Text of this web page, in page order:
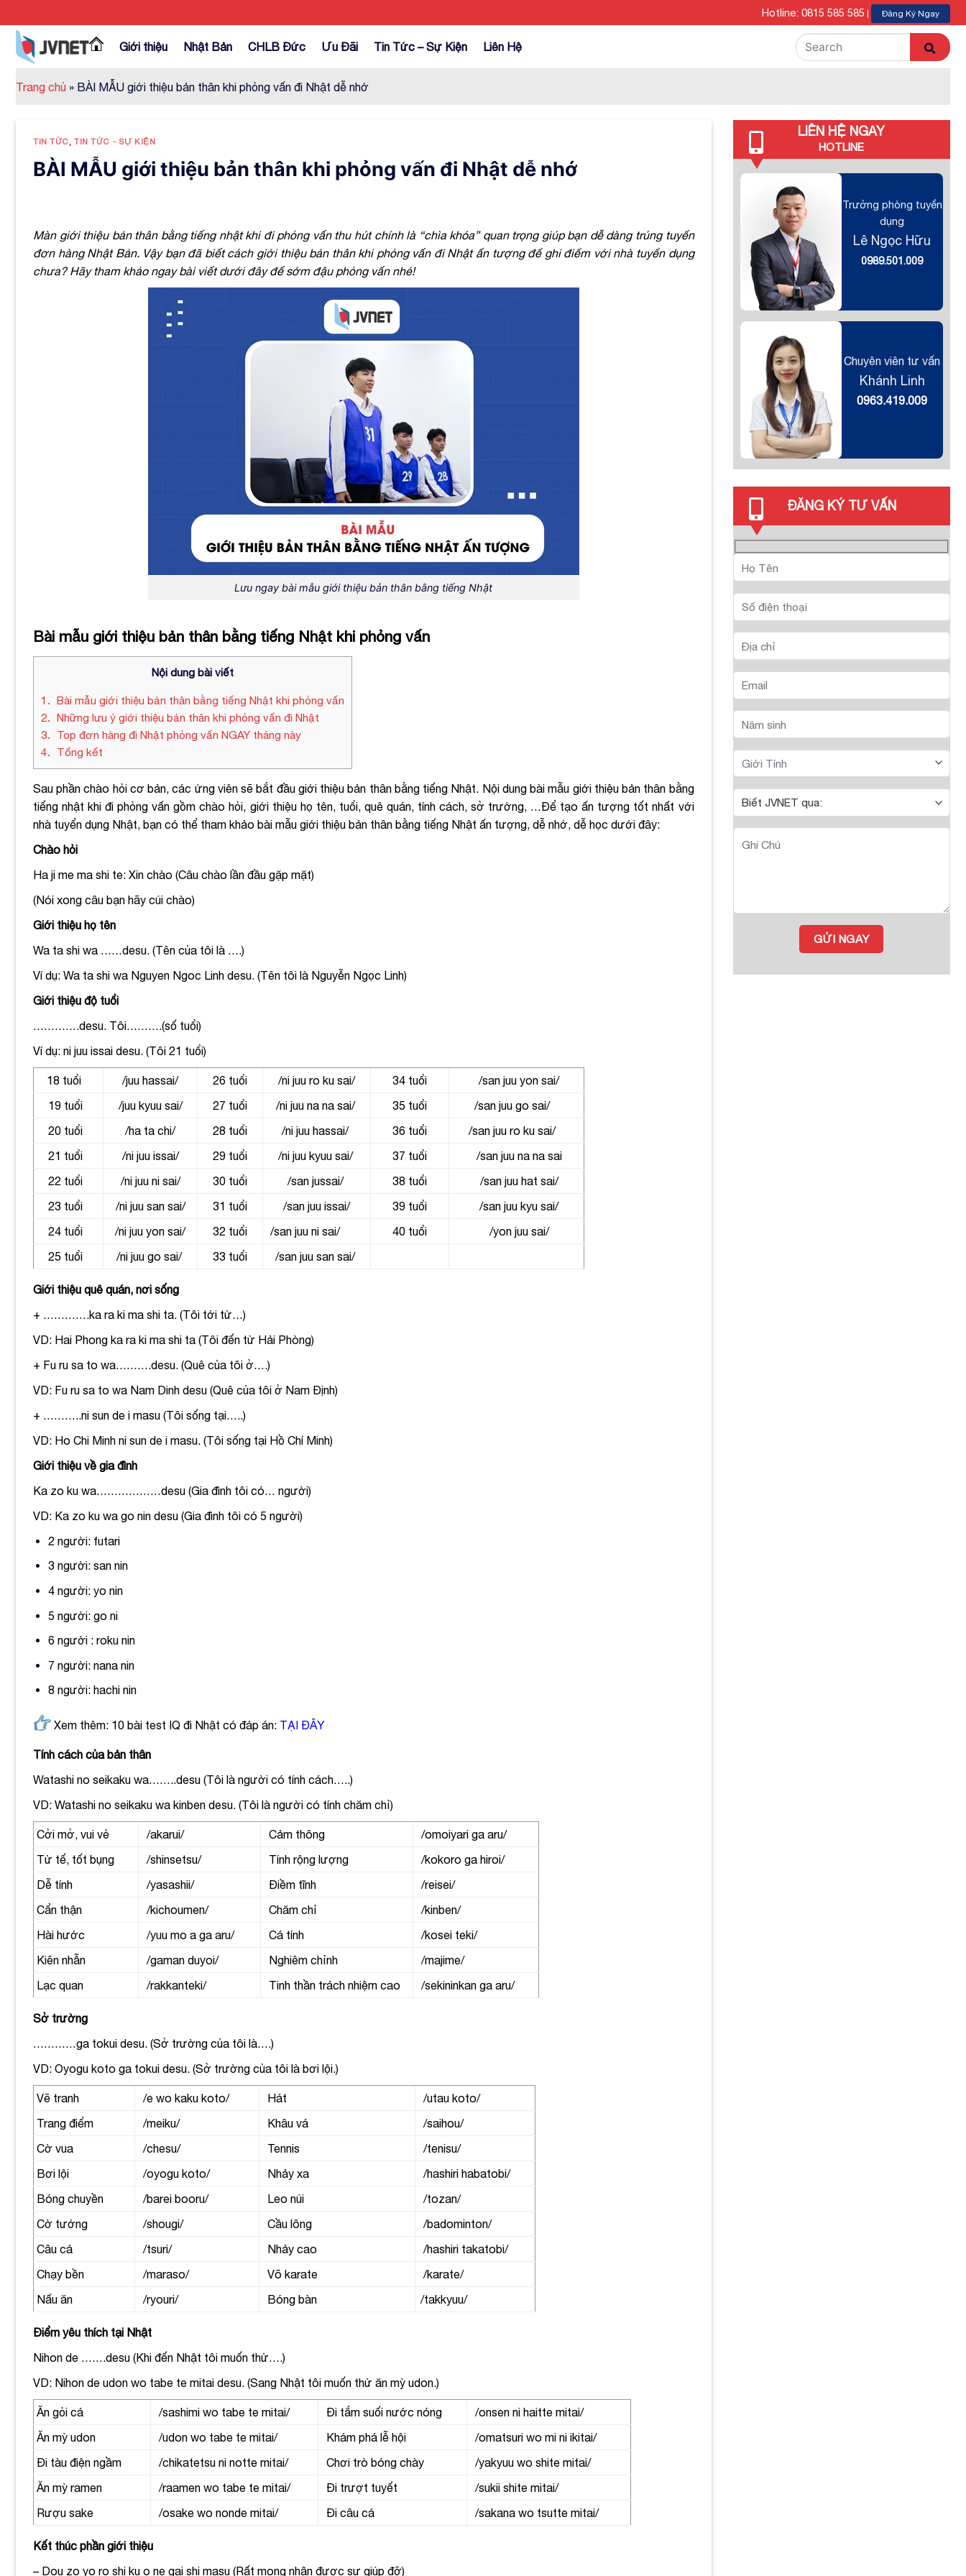
to
content
Hotline: 0815 585 585 Đăng Ký Ngay
Giới thiệu Nhật Bản CHLB Đức Ưu Đãi Tin Tức – Sự Kiện Liên Hệ
Trang chủ » BÀI MẪU giới thiệu bản thân khi phỏng vấn đi Nhật dễ nhớ
TIN TỨC ,TIN TỨC - SỰ KIỆN
BÀI MẪU giới thiệu bản thân khi phỏng vấn đi Nhật dễ nhớ
Màn giới thiệu bản thân bằng tiếng nhật khi đi phỏng vấnthu hút chính là “chìa khóa” quan trọng giúp bạn dễ dàng trúng tuyển
đơn hàng Nhật Bản. Vậy bạn đã biếtcách giới thiệu bản thân khi phỏng vấn đi Nhật ấn tượng để ghi điểm với nhà tuyển dụng
chưa? Hãy tham khảo ngay bài viết dưới đây để sớm đậu phỏng vấn nhé!
Lưu ngay bài mẫu giới thiệu bản thân bằng tiếng Nhật
Bài mẫu giới thiệu bản thân bằng tiếng Nhật khi phỏng vấn
Nội dung bài viết
1
Bài mẫu giới thiệu bản thân bằng tiếng Nhật khi phỏng vấn
2
Những lưu ý giới thiệu bản thân khi phỏng vấn đi Nhật
3
Top đơn hàng đi Nhật phỏng vấn NGAY tháng này
4
Tổng kết
Sau phần chào hỏi cơ bản, các ứng viên sẽ bắt đầu giới thiệu bản thân bằng tiếng Nhật. Nội dung bài mẫu giới thiệu bản thân bằng
tiếng nhật khi đi phỏng vấn gồm chào hỏi, giới thiệu họ tên, tuổi, quê quán, tính cách, sở trường, …Để tạo ấn tượng tốt nhất với
nhà tuyển dụng Nhật, bạn có thể tham khảo bài mẫu giới thiệu bản thân bằng tiếng Nhật ấn tượng, dễ nhớ, dễ học dưới đây:
Chào hỏi
Ha ji me ma shi te: Xin chào (Câu chào lần đầu gặp mặt)
(Nói xong câu bạn hãy cúi chào)
Giới thiệu họ tên
Wa ta shi wa ……desu. (Tên của tôi là ….)
Ví dụ: Wa ta shi wa Nguyen Ngoc Linh desu. (Tên tôi là Nguyễn Ngọc Linh)
Giới thiệu độ tuổi
………….desu. Tôi……….(số tuổi)
Ví dụ: ni juu issai desu. (Tôi 21 tuổi)
18 tuổi /juu hassai/ 26 tuổi /ni juu ro ku sai/ 34 tuổi
/san juu yon sai/
19 tuổi
/juu kyuu sai/ 27 tuổi /ni juu na na sai/ 35 tuổi
/san juu go sai/
20 tuổi
/ha ta chi/ 28 tuổi /ni juu hassai/ 36 tuổi
/san juu ro ku sai/
21 tuổi
/ni juu issai/ 29 tuổi /ni juu kyuu sai/ 37 tuổi
/san juu na na sai
22 tuổi
/ni juu ni sai/ 30 tuổi /san jussai/ 38 tuổi
/san juu hat sai/
23 tuổi
/ni juu san sai/ 31 tuổi /san juu issai/ 39 tuổi
/san juu kyu sai/
24 tuổi
/ni juu yon sai/ 32 tuổi /san juu ni sai/ 40 tuổi
/yon juu sai/
25 tuổi
/ni juu go sai/ 33 tuổi /san juu san sai/
Giới thiệu quê quán, nơi sống
+ ………….ka ra ki ma shi ta. (Tôi tới từ…)
VD: Hai Phong ka ra ki ma shi ta (Tôi đến từ Hải Phòng)
+ Fu ru sa to wa……….desu. (Quê của tôi ở….)
VD: Fu ru sa to wa Nam Dinh desu (Quê của tôi ở Nam Định)
+ ………..ni sun de i masu (Tôi sống tại…..)
VD: Ho Chi Minh ni sun de i masu. (Tôi sống tại Hồ Chí Minh)
Giới thiệu về gia đình
Ka zo ku wa………………desu (Gia đình tôi có… người)
VD: Ka zo ku wa go nin desu (Gia đình tôi có 5 người)
2 người: futari
3 người: san nin
4 người: yo nin
5 người: go ni
6 người : roku nin
7 người: nana nin
8 người: hachi nin
Xem thêm: 10 bài test IQ đi Nhật có đáp án: TẠI ĐÂY
Tính cách của bản thân
Watashi no seikaku wa……..desu (Tôi là người có tính cách…..)
VD: Watashi no seikaku wa kinben desu. (Tôi là người có tính chăm chỉ)
Cởi mở, vui vẻ /akarui/ Cảm thông
/omoiyari ga aru/
Tử tế, tốt bụng
/shinsetsu/ Tính rộng lượng
/kokoro ga hiroi/
Dễ tính
/yasashii/ Điềm tĩnh
/reisei/
Cẩn thận
/kichoumen/ Chăm chỉ
/kinben/
Hài hước
/yuu mo a ga aru/ Cá tính
/kosei teki/
Kiên nhẫn
/gaman duyoi/ Nghiêm chỉnh
/majime/
Lạc quan
/rakkanteki/ Tinh thần trách nhiệm cao /sekininkan ga aru/
Sở trường
…………ga tokui desu. (Sở trường của tôi là….)
VD: Oyogu koto ga tokui desu. (Sở trường của tôi là bơi lội.)
Vẽ tranh /e wo kaku koto/ Hát
/utau koto/
Trang điểm
/meiku/ Khâu vá
/saihou/
Cờ vua
/chesu/ Tennis
/tenisu/
Bơi lội
/oyogu koto/ Nhảy xa
/hashiri habatobi/
Bóng chuyền
/barei booru/ Leo núi
/tozan/
Cờ tướng
/shougi/ Cầu lông
/badominton/
Câu cá
/tsuri/ Nhảy cao
/hashiri takatobi/
Chạy bền
/maraso/ Võ karate
/karate/
Nấu ăn
/ryouri/ Bóng bàn /takkyuu/
Điểm yêu thích tại Nhật
Nihon de …….desu (Khi đến Nhật tôi muốn thử….)
VD: Nihon de udon wo tabe te mitai desu. (Sang Nhật tôi muốn thử ăn mỳ udon.)
Ăn gỏi cá /sashimi wo tabe te mitai/ Đi tắm suối nước nóng
/onsen ni haitte mitai/
Ăn mỳ udon
/udon wo tabe te mitai/ Khám phá lễ hội
/omatsuri wo mi ni ikitai/
Đi tàu điện ngầm
/chikatetsu ni notte mitai/ Chơi trò bóng chày
/yakyuu wo shite mitai/
Ăn mỳ ramen
/raamen wo tabe te mitai/ Đi trượt tuyết
/sukii shite mitai/
Rượu sake
/osake wo nonde mitai/ Đi câu cá /sakana wo tsutte mitai/
Kết thúc phần giới thiệu
– Dou zo yo ro shi ku o ne gai shi masu (Rất mong nhận được sự giúp đỡ)
LIÊN HỆ NGAY
HOTLINE
Trưởng phòng tuyển
dụng
Lê Ngọc Hữu
0989.501.009
Chuyên viên tư vấn
Khánh Linh
0963.419.009
ĐĂNG KÝ TƯ VẤN